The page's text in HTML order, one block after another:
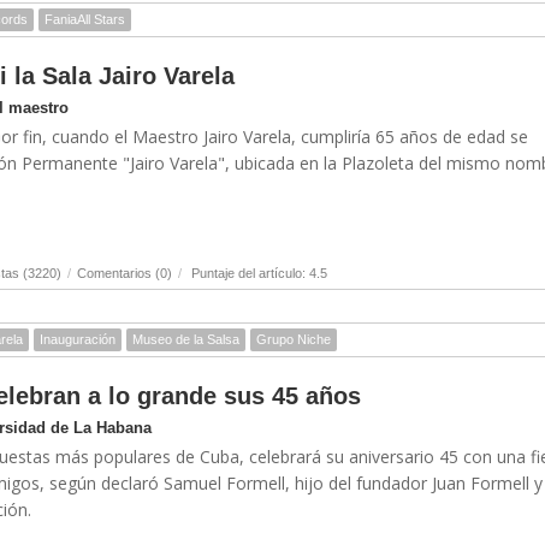
FaniaAll Stars
la Sala Jairo Varela
maestro
fin, cuando el Maestro Jairo Varela, cumpliría 65 años de edad se
Permanente "Jairo Varela", ubicada en la Plazoleta del mismo
(3220) / Comentarios (0) / Puntaje del artículo: 4.5
Inauguración Museo de la Salsa Grupo Niche
a lo grande sus 45 años
de La Habana
más populares de Cuba, celebrará su aniversario 45 con una
según declaró Samuel Formell, hijo del fundador Juan Formell y